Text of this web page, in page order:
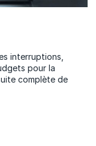
interruptions,
pour la
complète de